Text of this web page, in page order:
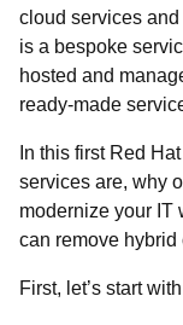
cloud services
is a bespoke
hosted and
ready-made
In this first Red
services are, why
modernize your IT
can remove hybrid
First, let’s start